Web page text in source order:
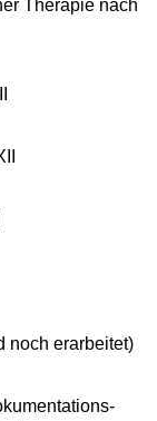
Therapie nach
noch erarbeitet)